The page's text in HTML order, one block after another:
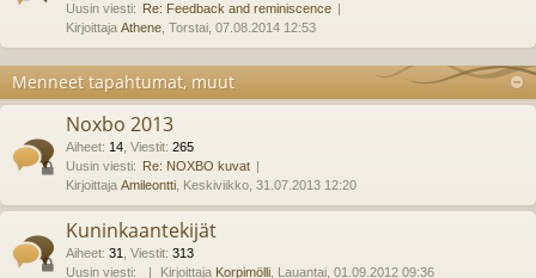
Uusin viesti: Re: Feedback and reminiscence
Kirjoittaja Athene , Torstai, 07.08.2014 12:53
Menneet tapahtumat, muut
Noxbo 2013
Aiheet: 14 Viestit: 265
Uusin viesti: Re: NOXBO kuvat
Kirjoittaja Amileontti , Keskiviikko, 31.07.2013 12:20
Kuninkaantekijät
Aiheet: 31 Viestit: 313
Uusin viesti:
Kirjoittaja Korpimölli , Lauantai, 01.09.2012 09:36